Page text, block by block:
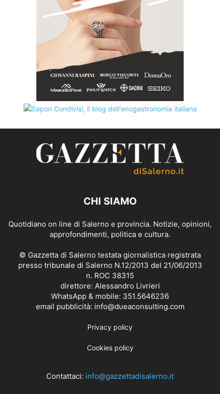
CHI SIAMO
Quotidiano on line di Salerno e provincia. Notizie, opinioni,
approfondimenti, politica e cultura.
© Gazzetta di Salerno testata giornalistica registrata
presso tribunale di Salerno N.12/2013 del 21/06/2013
n. ROC 38315
direttore: Alessandro Livrieri
WhatsApp & mobile: 351.5646236
email pubblicità: info@dueaconsulting.com
Privacy policy
Cookies policy
Contattaci: info@gazzettadisalerno.it